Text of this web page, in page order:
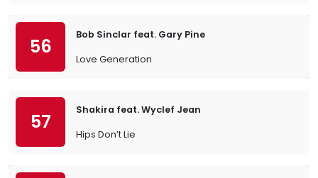
56
Bob Sinclar feat. Gary Pine
Love Generation
57
Shakira feat. Wyclef Jean
Hips Don’t Lie